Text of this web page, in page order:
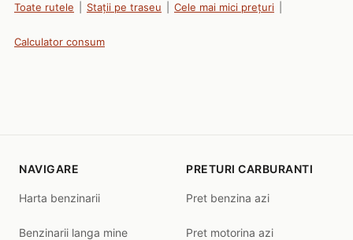
Toate rutele Stații pe traseu Cele mai mici prețuri
Calculator consum
NAVIGARE
Harta benzinarii
Benzinarii langa mine
PRETURI CARBURANTI
Pret benzina azi
Pret motorina azi